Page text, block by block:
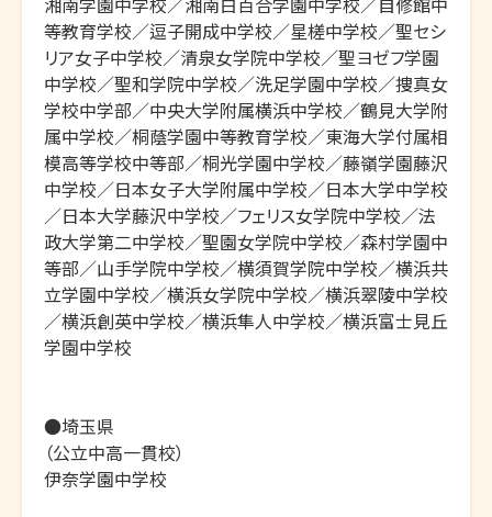
等教育学校／逗子開成中学校／星槎中学校／聖セシ
リア女子中学校／清泉女学院中学校／聖ヨゼフ学園
中学校／聖和学院中学校／洗足学園中学校／捜真女
学校中学部／中央大学附属横浜中学校／鶴見大学附
属中学校／桐蔭学園中等教育学校／東海大学付属相
模高等学校中等部／桐光学園中学校／藤嶺学園藤沢
中学校／日本女子大学附属中学校／日本大学中学校
／日本大学藤沢中学校／フェリス女学院中学校／法
政大学第二中学校／聖園女学院中学校／森村学園中
等部／山手学院中学校／横須賀学院中学校／横浜共
立学園中学校／横浜女学院中学校／横浜翠陵中学校
／横浜創英中学校／横浜隼人中学校／横浜富士見丘
学園中学校
●埼玉県
（公立中高一貫校）
伊奈学園中学校